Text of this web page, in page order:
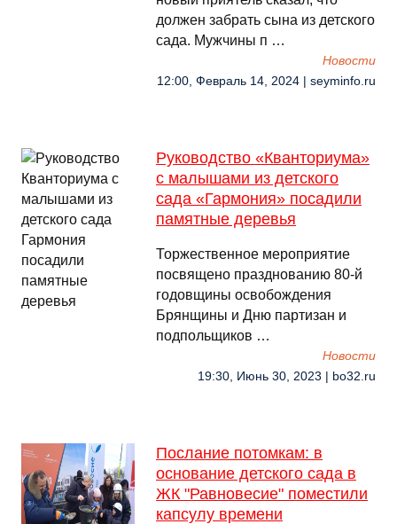
должен забрать сына из детского
сада. Мужчины п …
Новости
12:00, Февраль 14, 2024 | seyminfo.ru
Руководство «Кванториума»
с малышами из детского
сада «Гармония» посадили
памятные деревья
Торжественное мероприятие
посвящено празднованию 80-й
годовщины освобождения
Брянщины и Дню партизан и
подпольщиков …
Новости
19:30, Июнь 30, 2023 | bo32.ru
Послание потомкам: в
основание детского сада в
ЖК "Равновесие" поместили
капсулу времени